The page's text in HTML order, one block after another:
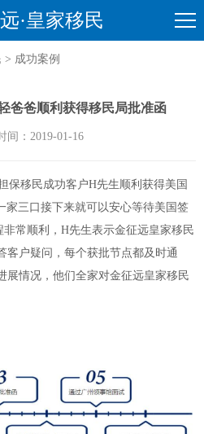
·皇家移民
> 成功案例
爸爸顺利获得移民局批准函
间：2019-01-16
保移民成功客户H先生顺利获得美国
家三口接下来就可以安心等待美国签
常顺利，H先生表示金征远皇家移民
客户疑问，每个获批节点都及时通
展情况，他们全家对金征远皇家移民